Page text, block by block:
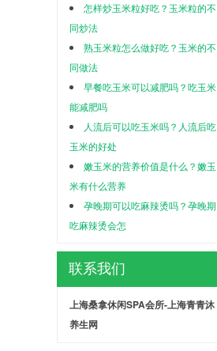
怎样炒玉米粒好吃？玉米粒的不
同炒法
熟玉米粒怎么做好吃？玉米的不
同做法
早餐吃玉米可以减肥吗？吃玉米
能减肥吗
人流后可以吃玉米吗？人流后吃
玉米的好处
嫩玉米的营养价值是什么？嫩玉
米有什么营养
孕晚期可以吃麻辣烫吗？孕晚期
吃麻辣烫会怎
联系我们
上海桑拿休闲SPA会所-上海青青沐
养生网